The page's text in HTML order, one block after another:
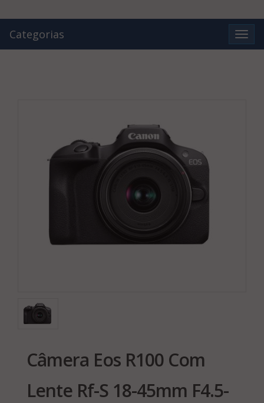
Categorias Ver
Câmera Eos R100 Com
Lente Rf-S 18-45mm F4.5-